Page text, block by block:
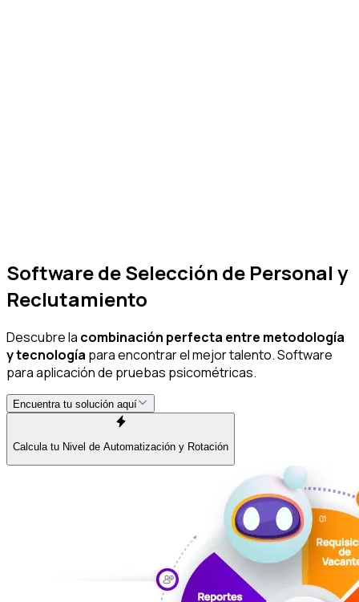
Software de Selección de Personal y
Reclutamiento
Descubre la combinación perfecta entre metodología
y tecnología para encontrar el mejor talento. Software
para aplicación de pruebas psicométricas.
Encuentra tu solución aquí
Calcula tu Nivel de Automatización y Rotación